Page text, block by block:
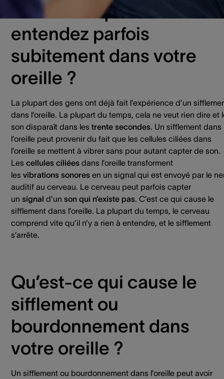
sifflement que vous
entendez parfois
subitement dans votre
oreille ?
La plupart des gens ont déjà fait l’expérience d’un
dans l’oreille. La plupart du temps, cela ne veut rien dire et
son disparaît dans les trente secondes. Un sifflement dans
l’oreille peut provenir du fait que les cellules ciliées dans
l’oreille se mettent à vibrer sans pour autant capter de son.
Les cellules ciliées dans l’oreille transforment
les vibrations sonores en un signal qui est envoyé par le
auditif au cerveau. Le cerveau peut parfois capter
un signal d’un son qui n’existe pas. C’est ce qui cause le
sifflement dans l’oreille. La plupart du temps, le cerveau
comprend vite qu’il n’y a rien à entendre, et le sifflement
s’arrête.
Qu’est-ce qui cause le
sifflement ou
bourdonnement dans
votre oreille ?
Un sifflement ou bourdonnement dans l’oreille peut avoir